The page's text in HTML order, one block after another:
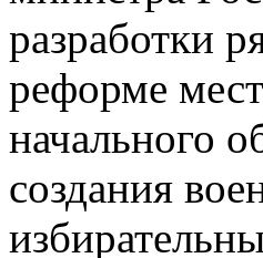
разработки
реформе
начального
создания